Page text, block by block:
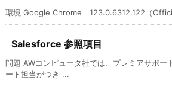
環境 Google Chrome 123.0.6312.122（
Salesforce 参照項目
問題 AWコンピュータ社では、プレミアサポー
ート担当がつき ...